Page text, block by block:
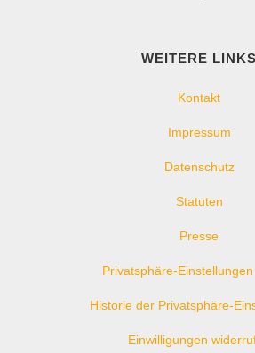
WEITERE LINKS
Kontakt
Impressum
Datenschutz
Statuten
Presse
Privatsphäre-
Historie der Privatsphäre-
Einwilligungen